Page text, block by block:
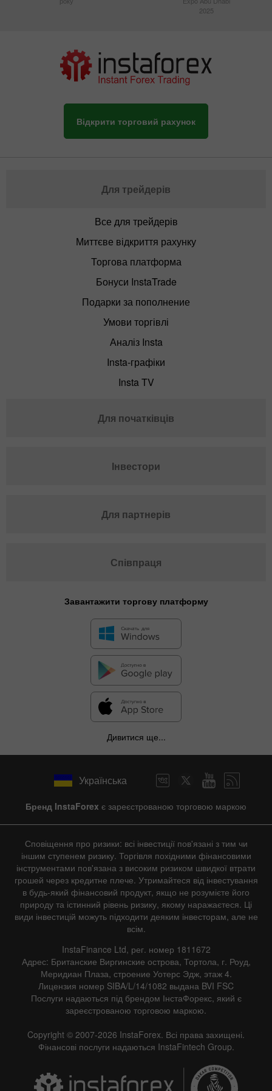
2025
Відкрити торговий рахунок
Для трейдерів
Все для трейдерів
Миттєве відкриття рахунку
Торгова платформа
Бонуси InstaTrade
Подарки за пополнение
Умови торгівлі
Аналіз Insta
Insta-графіки
Insta TV
Для початківців
Інвестори
Для партнерів
Співпраця
Завантажити торгову платформу
Дивитися ще...
Українська
Бренд InstaForex є зареєстрованою торговою маркою
Сповіщення про ризики: всі інвестиції пов'язані з тим чи
іншим ступенем ризику. Торгівля похідними фінансовими
інструментами пов'язана з високим ризиком швидкої втрати
грошей через кредитне плече. Утримайтеся від інвестування
в будь-який фінансовий продукт, якщо не розумієте його
природу та істинний рівень ризику, якому наражаєтеся. Ці
види інвестицій можуть підходити деяким інвесторам, але не
всім.
InstaFinance Ltd, рег. номер 1811672
Адрес: Британские Виргинские острова, Тортола, г. Роуд,
Меридиан Плаза, строение Уотерс Эдж, этаж 4.
Лицензия номер SIBA/L/14/1082 выдана BVI FSC
Послуги надаються під брендом ІнстаФорекс, який є
зареєстрованою торговою маркою.
Copyright © 2007-2026 InstaForex. Всі права захищені.
Фінансові послуги надаються InstaFintech Group.